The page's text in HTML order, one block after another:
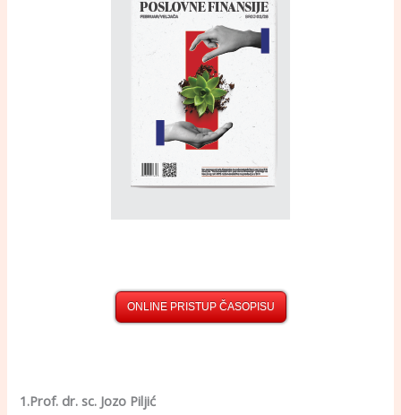
ONLINE PRISTUP ČASOPISU
1.Prof. dr. sc. Jozo Piljić